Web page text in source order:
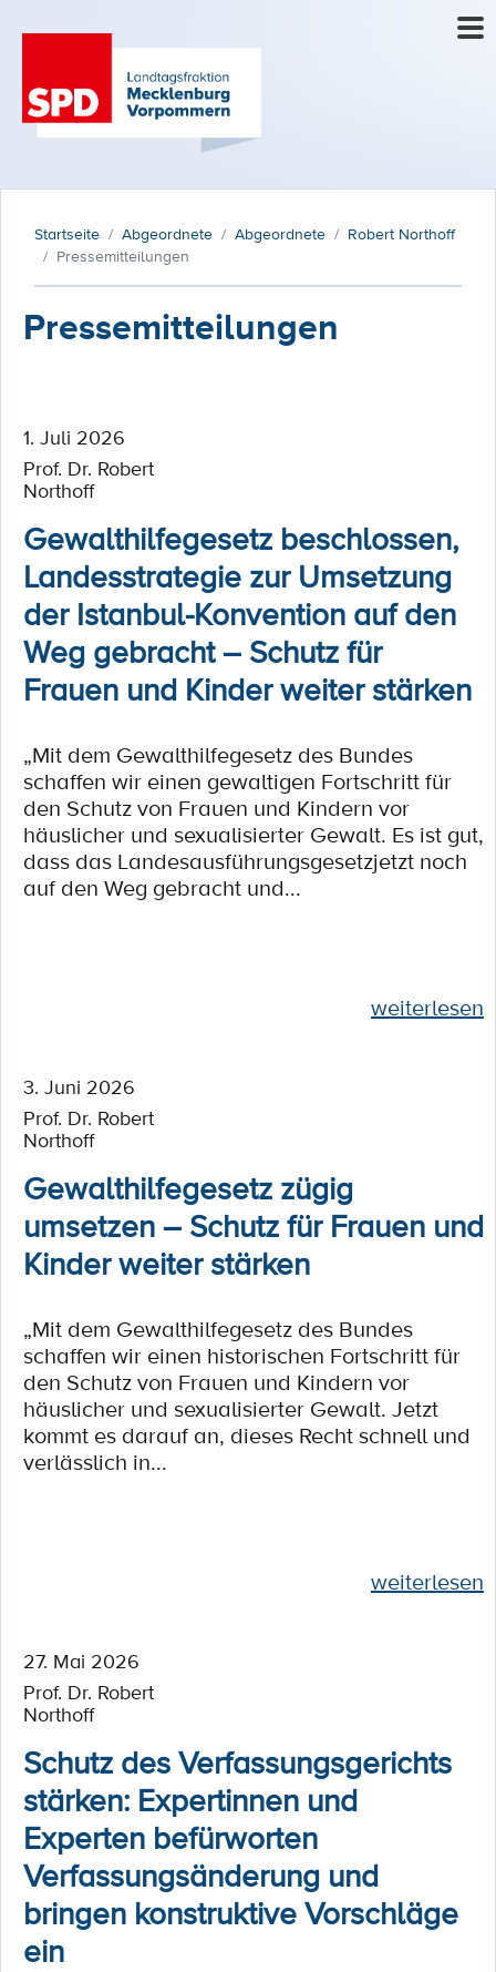
Startseite Abgeordnete Abgeordnete
Robert Northoff
Pressemitteilungen
Pressemitteilungen
1. Juli 2026
Prof. Dr. Robert
Northoff
Gewalthilfegesetz beschlossen,
Landesstrategie zur Umsetzung
der Istanbul-Konvention auf den
Weg gebracht – Schutz für
Frauen und Kinder weiter stärken
„Mit dem Gewalthilfegesetz des Bundes
schaffen wir einen gewaltigen Fortschritt für
den Schutz von Frauen und Kindern vor
häuslicher und sexualisierter Gewalt. Es ist gut,
dass das Landesausführungsgesetzjetzt noch
auf den Weg gebracht und...
weiterlesen
3. Juni 2026
Prof. Dr. Robert
Northoff
Gewalthilfegesetz zügig
umsetzen – Schutz für Frauen und
Kinder weiter stärken
„Mit dem Gewalthilfegesetz des Bundes
schaffen wir einen historischen Fortschritt für
den Schutz von Frauen und Kindern vor
häuslicher und sexualisierter Gewalt. Jetzt
kommt es darauf an, dieses Recht schnell und
verlässlich in...
weiterlesen
27. Mai 2026
Prof. Dr. Robert
Northoff
Schutz des Verfassungsgerichts
stärken: Expertinnen und
Experten befürworten
Verfassungsänderung und
bringen konstruktive Vorschläge
ein